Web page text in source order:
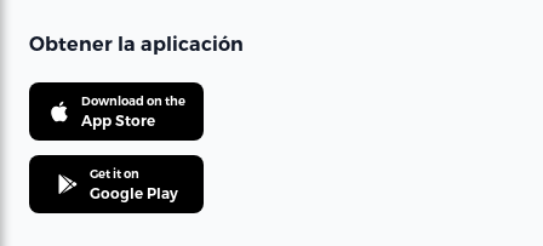
Obtener la aplicación
Download on the
App Store
Get it on
Google Play